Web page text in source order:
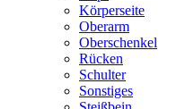
Körperseite
Oberarm
Oberschenkel
Rücken
Schulter
Sonstiges